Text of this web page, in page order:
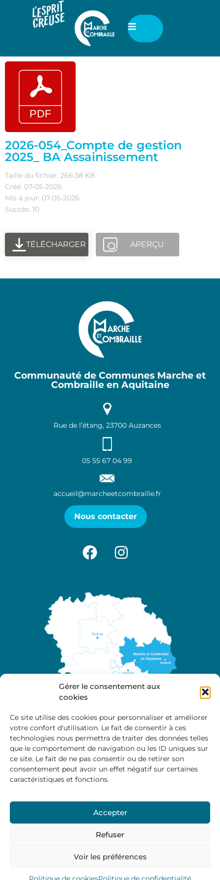
Gérer le consentement aux
cookies
Ce site utilise des cookies pour personnaliser et améliorer
votre confort d'utilisation. Le fait de consentir à ces
technologies nous permettra de traiter des données telles
que le comportement de navigation ou les ID uniques sur
ce site. Le fait de ne pas consentir ou de retirer son
consentement peut avoir un effet négatif sur certaines
caractéristiques et fonctions.
Accepter
Refuser
Voir les préférences
2026-054_Compte de gestion
2025_ BA Assainissement
Taille du fichier: 266.38 KB
Créé: 07-05-2026
Mis à jour: 07-05-2026
Succès: 10
TÉLÉCHARGER APERÇU
Communauté de Communes Marche et
Combraille en Aquitaine
Rue de l’étang, 23700 Auzances
05 55 67 04 99
accueil@marcheetcombraille.fr
Nous contacter
A propos
Site officiel de la Communauté de Communes
Marche et Combraille en Aquitaine
Horaires d’ouverture :
9:00 – 12:00 / 14:00 – 17:00
Vendredi: 9:00 – 12:00
Mentions Légales–Politique des cookies
Marche et Combraille